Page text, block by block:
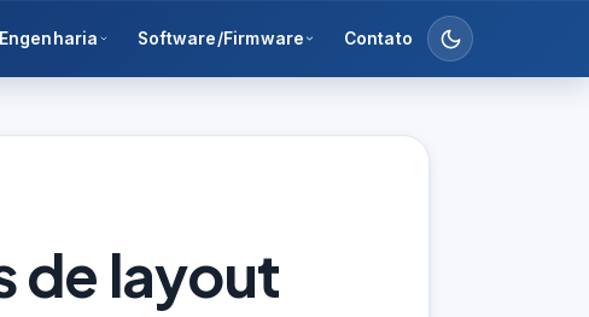
Engenharia Software/Firmware Contato
de layout